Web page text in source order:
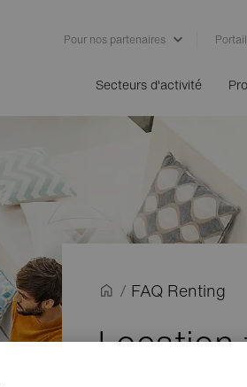
Pour nos partenaires
Secteurs d'activité
/ FAQ Renting
Location